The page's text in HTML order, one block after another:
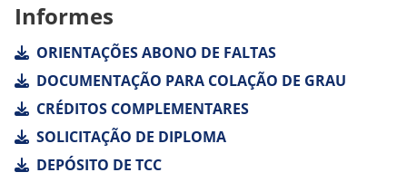
Informes
ORIENTAÇÕES ABONO DE FALTAS
DOCUMENTAÇÃO PARA COLAÇÃO DE GRAU
CRÉDITOS COMPLEMENTARES
SOLICITAÇÃO DE DIPLOMA
DEPÓSITO DE TCC